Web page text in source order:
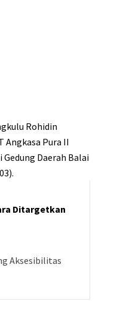
Ditargetkan
Aksesibilitas